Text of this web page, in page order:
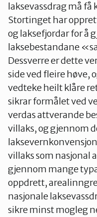
Stjørdal og
Trøndelag
Trondheim
Verdal
laksevassdrag må
Stortinget har
og laksefjordar for å
laksebestandane
Dessverre er dette
side ved fleire høve,
vedteke heilt klåre
sikrar formålet ved
verdas attverande
villaks, og gjennom
villaks som nasjonal
gjennom mange
oppdrett,
nasjonale
sikre minst mogleg